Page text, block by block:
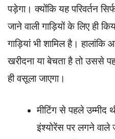
पड़ेगा। क्योंकि यह परिवर्तन
जाने वाली गाड़ियों के लिए ही
गाड़ियां भी शामिल है।
खरीदना या बेचता है तो उससे
ही वसूला जाएगा।
मीटिंग से पहले उम्मीद
इंश्योरेंस पर लगने वाले